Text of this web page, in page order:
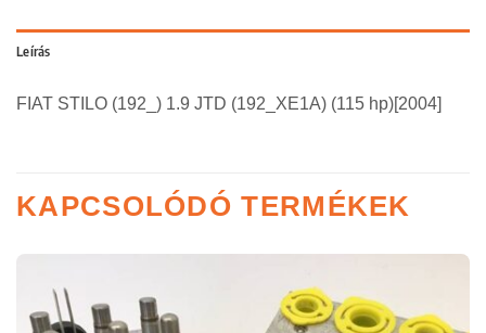
Leírás
FIAT STILO (192_) 1.9 JTD (192_XE1A) (115 hp)[2004]
KAPCSOLÓDÓ TERMÉKEK